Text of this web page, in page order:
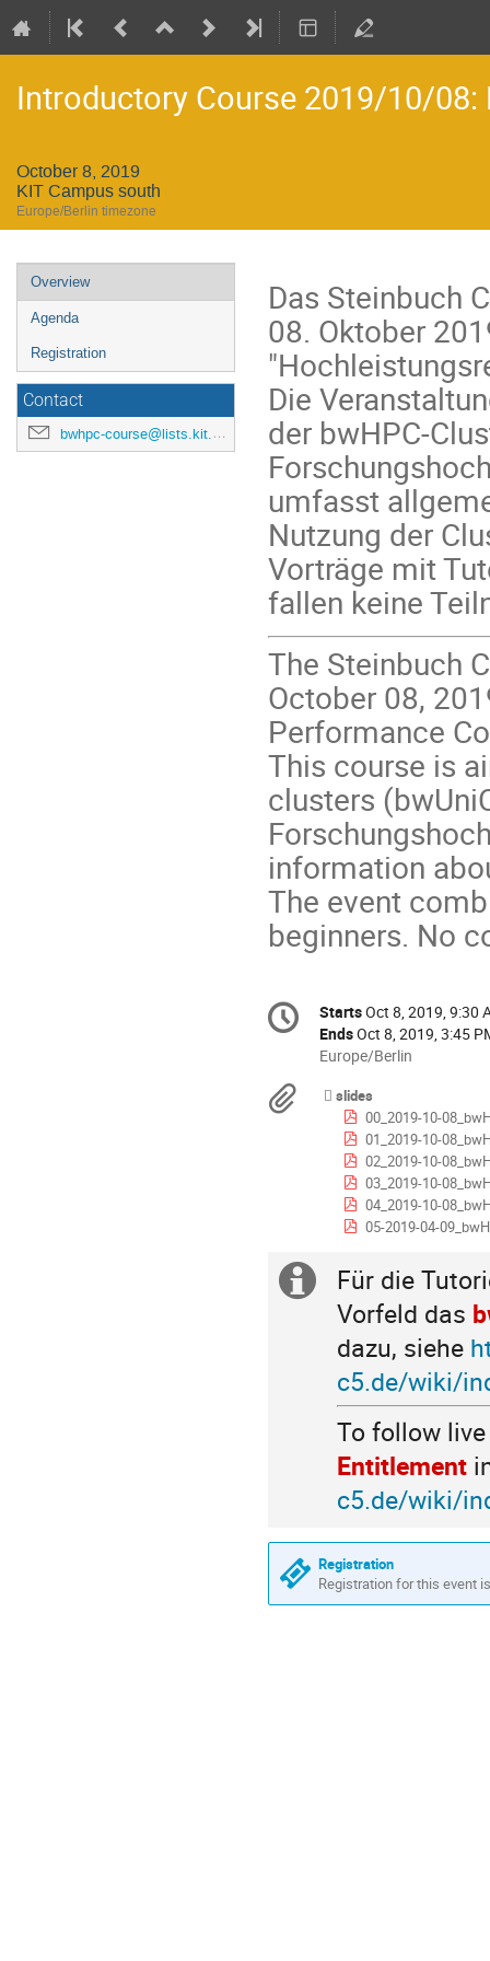
Introductory Course 2019/10/08:
October 8, 2019
KIT Campus south
Europe/Berlin timezone
Event
menu
Overview
Agenda
Registration
Contact
bwhpc-course@lists.kit.edu
Das Steinbuch
08. Oktober
Die
der bwHPC-
umfasst
Nutzung der
Vorträge mit
fallen keine
The Steinbuch
October 08,
Performance
This course is
clusters
information
The event
beginners. No
Conference
information
Date/Time
StartsOct 8, 2019, 9:30
EndsOct 8, 2019, 3:45
All
are
Europe/Berlin
Europe/Berlin
Materials
slides
00_2019-10-
01_2019-10-
02_2019-10-
03_2019-10-
04_2019-10-
05-2019-04-
Extra
information
Für die
Vorfeld das
dazu, siehe
c5.de/wiki/
To follow
Entitlement
c5.de/wiki/
Registration
Registration for this event